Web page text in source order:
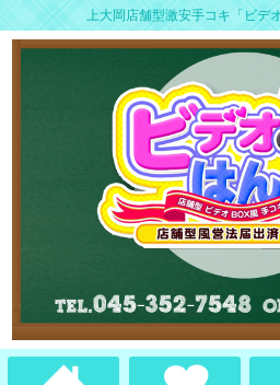
上大岡店舗型激安手コキ「ビデ